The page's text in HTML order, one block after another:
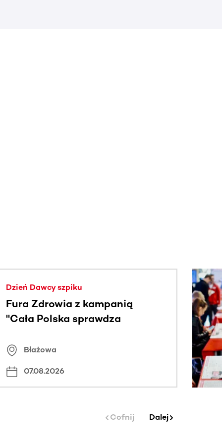
Dzień Dawcy szpiku
Fura Zdrowia z kampanią
"Cała Polska sprawdza
Błażowa
07.08.2026
Cofnij Dalej